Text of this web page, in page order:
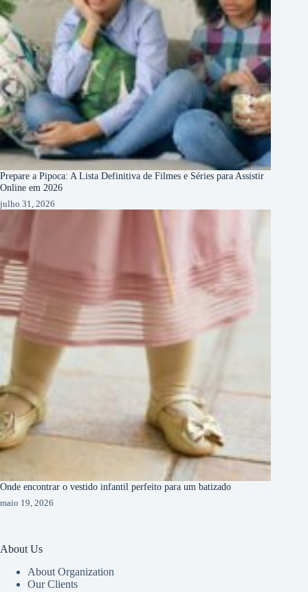
Prepare a Pipoca: A Lista Definitiva de Filmes e Séries para Assistir
Online em 2026
julho 31, 2026
Onde encontrar o vestido infantil perfeito para um batizado
maio 19, 2026
About Us
About Organization
Our Clients